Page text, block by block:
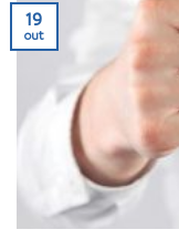
19
out